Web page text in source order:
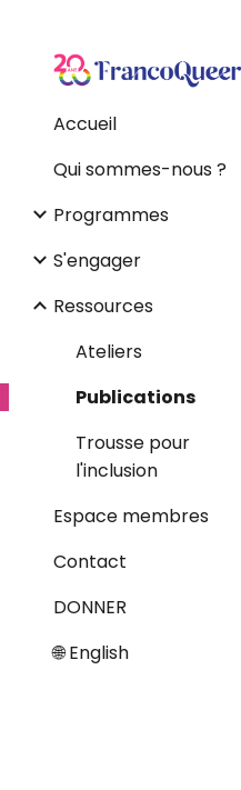
Accueil
Qui sommes-nous ?
Programmes
S'engager
Ressources
Ateliers
Publications
Trousse pour
l'inclusion
Espace membres
Contact
DONNER
🌐 English